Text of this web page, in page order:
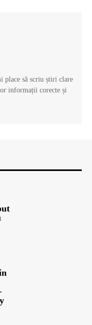
place să scriu știri clare
informații corecte și